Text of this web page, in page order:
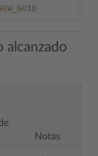
alcanzado
Notas